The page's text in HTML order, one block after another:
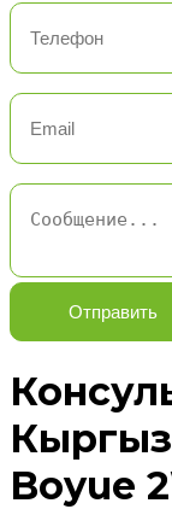
Отправить
Boyue